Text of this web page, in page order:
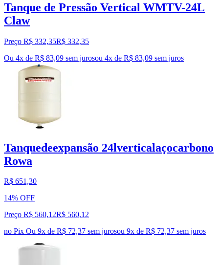
Tanque de Pressão Vertical WMTV-24L
Claw
Preço R$ 332,35R$ 332,35
Ou 4x de R$ 83,09 sem jurosou 4x de R$ 83,09 sem juros
Tanquedeexpansão 24lverticalaçocarbono
Rowa
R$ 651,30
14% OFF
Preço R$ 560,12R$ 560,12
no Pix Ou 9x de R$ 72,37 sem jurosou 9x de R$ 72,37 sem juros